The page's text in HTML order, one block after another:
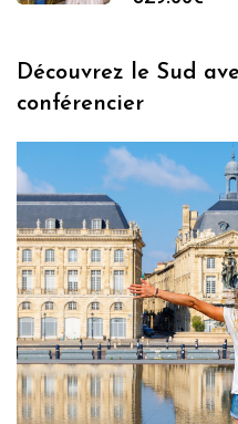
Découvrez le Sud
conférencier